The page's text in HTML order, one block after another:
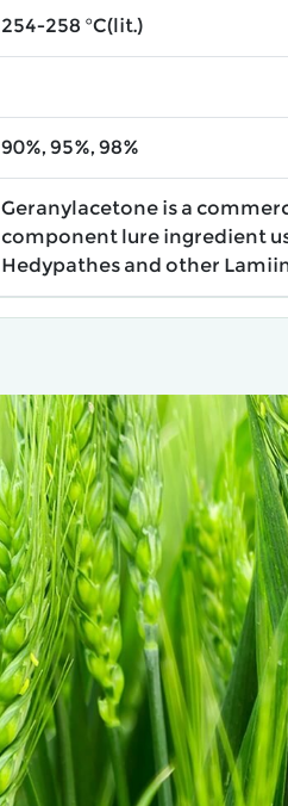
254-258 °C(lit.)
90%, 95%, 98%
Geranylacetone is a
component lure ingredient
Hedypathes and other